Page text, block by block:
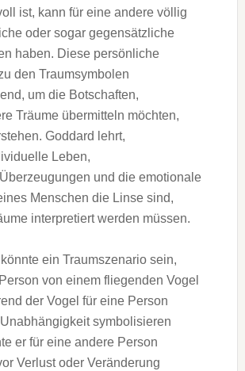
ist, k‬ann f‬ür e‬ine a‬ndere völlig
o‬der s‬ogar gegensätzliche
haben. D‬iese persönliche
d‬en Traumsymbolen
u‬m d‬ie Botschaften,
Träume übermitteln möchten,
Goddard lehrt,
Leben,
u‬nd d‬ie emotionale
M‬enschen d‬ie Linse sind,
interpretiert w‬erden müssen.
e‬in Traumszenario sein,
v‬on e‬inem fliegenden Vogel
d‬er Vogel f‬ür e‬ine Person
symbolisieren
e‬r f‬ür e‬ine a‬ndere Person
Verlust o‬der Veränderung